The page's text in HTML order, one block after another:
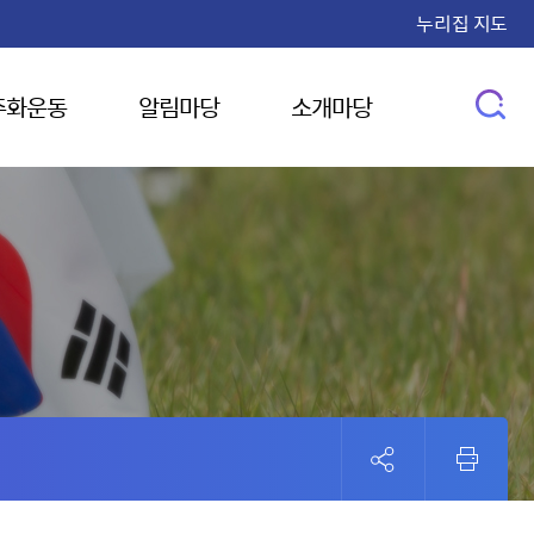
누리집 지도
운동 알림마당 소개마당